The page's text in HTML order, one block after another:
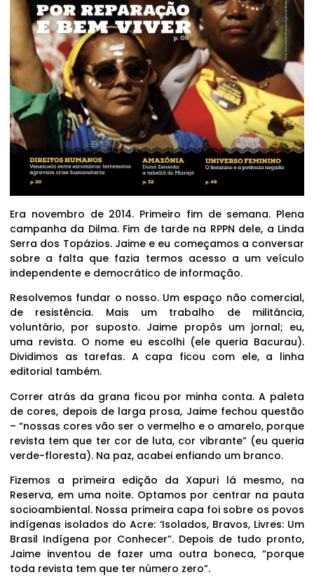
Era novembro de 2014. Primeiro fim de semana. Plena
campanha da Dilma. Fim de tarde na RPPN dele, a Linda
Serra dos Topázios. Jaime e eu começamos a conversar
sobre a falta que fazia termos acesso a um veículo
independente e democrático de informação.
Resolvemos fundar o nosso. Um espaço não comercial,
de resistência. Mais um trabalho de militância,
voluntário, por suposto. Jaime propôs um jornal; eu,
uma revista. O nome eu escolhi (ele queria Bacurau).
Dividimos as tarefas. A capa ficou com ele, a linha
editorial também.
Correr atrás da grana ficou por minha conta. A paleta
de cores, depois de larga prosa, Jaime fechou questão
– “nossas cores vão ser o vermelho e o amarelo, porque
revista tem que ter cor de luta, cor vibrante” (eu queria
verde-floresta). Na paz, acabei enfiando um branco.
Fizemos a primeira edição da Xapuri lá mesmo, na
Reserva, em uma noite. Optamos por centrar na pauta
socioambiental. Nossa primeira capa foi sobre os povos
indígenas isolados do Acre: ‘Isolados, Bravos, Livres: Um
Brasil Indígena por Conhecer”. Depois de tudo pronto,
Jaime inventou de fazer uma outra boneca, “porque
toda revista tem que ter número zero”.